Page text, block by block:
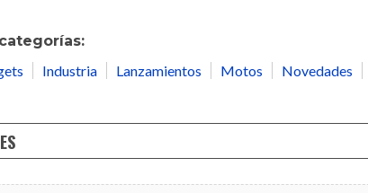
Industria Lanzamientos Motos
Novedades